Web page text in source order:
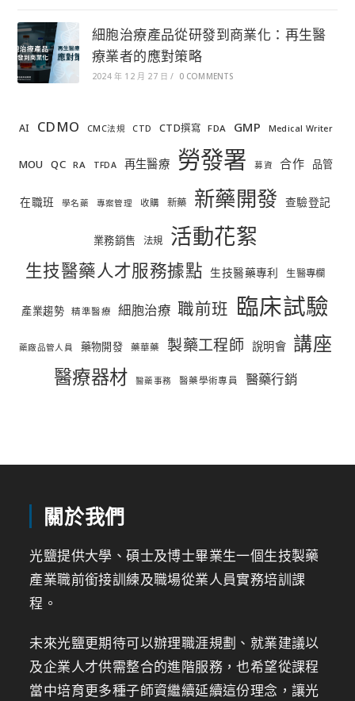
細胞治療產品從研發到商業化：再生醫
療業者的應對策略
2024 年 12 月 27 日 / 0 COMMENTS
AI CDMO CMC法規 CTD CTD撰寫 FDA GMP Medical Writer
MOU QC RA TFDA 再生醫療 勞發署 募資 合作 品管
在職班 學名藥 專案管理 收購 新藥 新藥開發 查驗登記
業務銷售 法規 活動花絮
生技醫藥人才服務據點 生技醫藥專利 生醫專欄
產業趨勢 精準醫療 細胞治療 職前班 臨床試驗
藥廠品管人員 藥物開發 藥華藥 製藥工程師 說明會 講座
醫療器材 醫藥事務 醫藥學術專員 醫藥行銷
關於我們
光鹽提供大學、碩士及博士畢業生一個生技製藥
產業職前銜接訓練及職場從業人員實務培訓課
程。
未來光鹽更期待可以辦理職涯規劃、就業建議以
及企業人才供需整合的進階服務，也希望從課程
當中培育更多種子師資繼續延續這份理念，讓光